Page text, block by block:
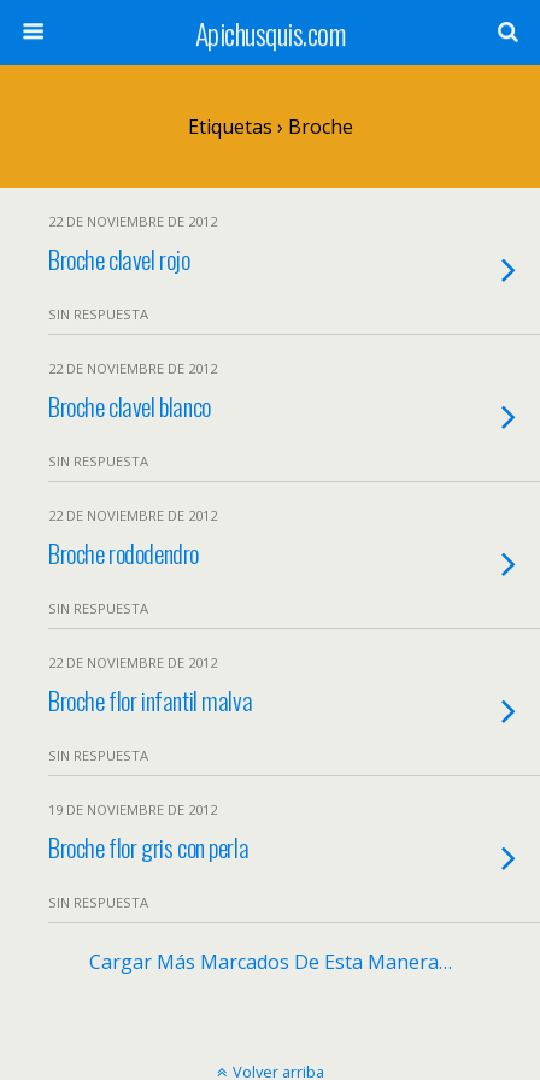
Apichusquis.com
Etiquetas › Broche
22 DE NOVIEMBRE DE 2012
Broche clavel rojo
SIN RESPUESTA
22 DE NOVIEMBRE DE 2012
Broche clavel blanco
SIN RESPUESTA
22 DE NOVIEMBRE DE 2012
Broche rododendro
SIN RESPUESTA
22 DE NOVIEMBRE DE 2012
Broche flor infantil malva
SIN RESPUESTA
19 DE NOVIEMBRE DE 2012
Broche flor gris con perla
SIN RESPUESTA
Cargar Más Marcados De Esta Manera…
Volver arriba